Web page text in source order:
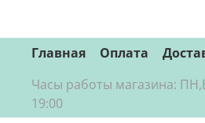
Главная Оплата
Часы работы магазина:
19:00